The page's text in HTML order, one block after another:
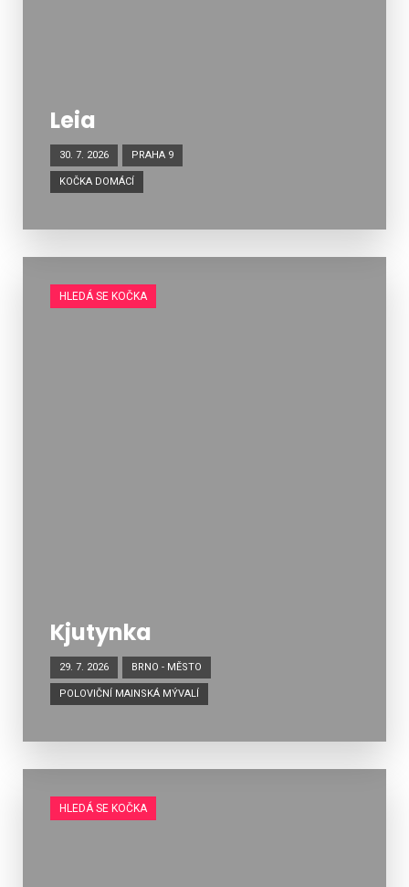
Leia
30. 7. 2026 PRAHA 9
KOČKA DOMÁCÍ
HLEDÁ SE KOČKA
Kjutynka
29. 7. 2026 BRNO - MĚSTO
POLOVIČNÍ MAINSKÁ MÝVALÍ
HLEDÁ SE KOČKA